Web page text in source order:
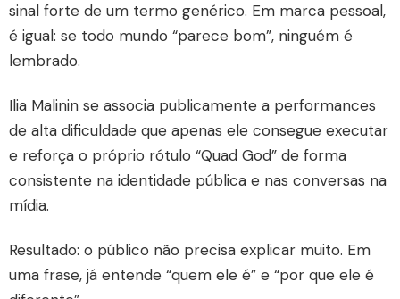
sinal forte de um termo genérico. Em marca pessoal,
é igual: se todo mundo “parece bom”, ninguém é
lembrado.
Ilia Malinin se associa publicamente a performances
de alta dificuldade que apenas ele consegue executar
e reforça o próprio rótulo “Quad God” de forma
consistente na identidade pública e nas conversas na
mídia.
Resultado: o público não precisa explicar muito. Em
uma frase, já entende “quem ele é” e “por que ele é